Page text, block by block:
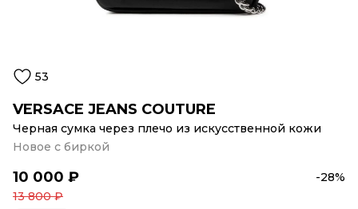
53
VERSACE JEANS COUTURE
Черная сумка через плечо из искусственной кожи
Новое с биркой
10 000 ₽
-28%
13 800 ₽